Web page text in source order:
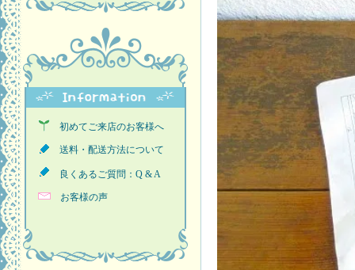
初めてご来店のお客様へ
送料・配送方法について
良くあるご質問：Q & A
お客様の声